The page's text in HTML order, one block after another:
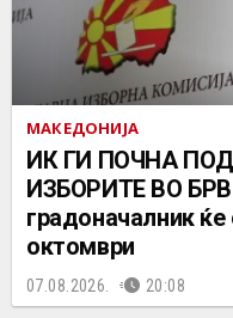
МАКЕДОНИЈА
ИК ГИ ПОЧНА
ИЗБОРИТЕ ВО
градоначалник ќе
октомври
07.08.2026. 20:08